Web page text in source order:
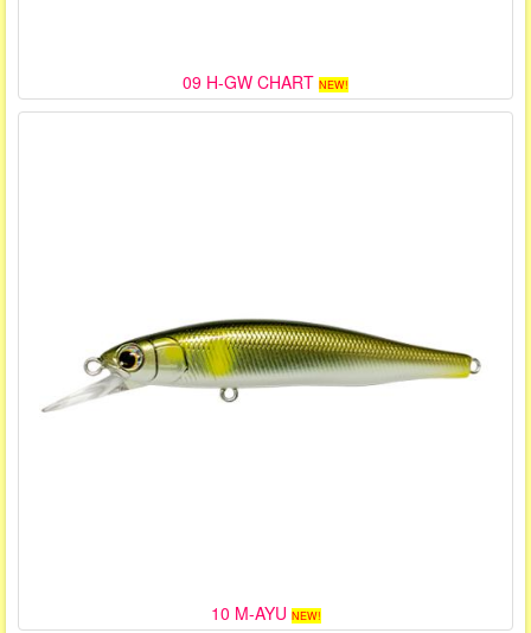
09 H-GW CHART NEW!
10 M-AYU NEW!